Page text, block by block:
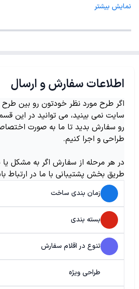
نمایش بیشتر
اطلاعات سفارش و ارسال
اگر طرح مورد نظر خودتون رو بین
سایت نمی بینید، می توانید در این
رو سفارش بدید تا ما به صورت
طراحی و اجرا کنیم.
در هر مرحله از سفارش اگر به مشکل یا
طریق بخش پشتیبانی با ما در ارتباط
زمان بندی ساخت
بسته بندی
تنوع در اقلام سفارش
طراحی ویژه